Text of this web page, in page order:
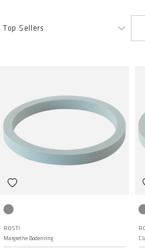
ROSTI
Margrethe Bodenring